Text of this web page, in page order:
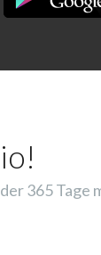
365 Tage